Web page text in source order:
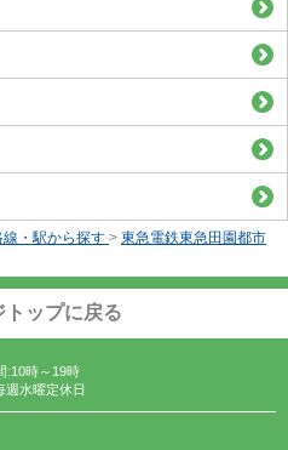
線・駅から探す > 東急電鉄東急田園都市
トップに戻る
:10時～19時
週水曜定休日